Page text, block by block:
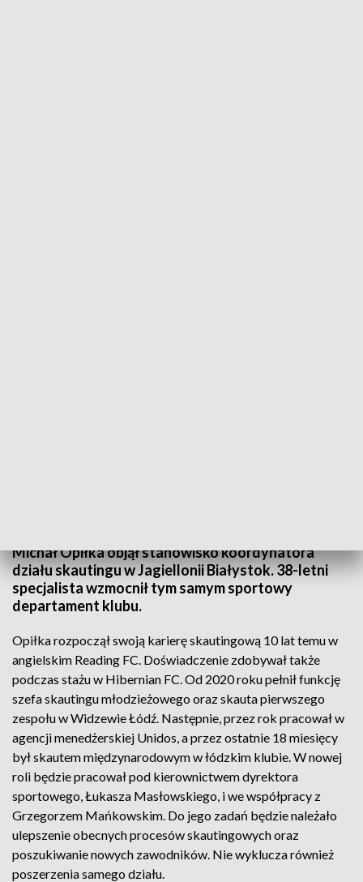
Michał Opiłka objął stanowisko koordynatora
działu skautingu w Jagiellonii Białystok. 38-letni
specjalista wzmocnił tym samym sportowy
departament klubu.
Opiłka rozpoczął swoją karierę skautingową 10 lat temu w
angielskim Reading FC. Doświadczenie zdobywał także
podczas stażu w Hibernian FC. Od 2020 roku pełnił funkcję
szefa skautingu młodzieżowego oraz skauta pierwszego
zespołu w Widzewie Łódź. Następnie, przez rok pracował w
agencji menedżerskiej Unidos, a przez ostatnie 18 miesięcy
był skautem międzynarodowym w łódzkim klubie. W nowej
roli będzie pracował pod kierownictwem dyrektora
sportowego, Łukasza Masłowskiego, i we współpracy z
Grzegorzem Mańkowskim. Do jego zadań będzie należało
ulepszenie obecnych procesów skautingowych oraz
poszukiwanie nowych zawodników. Nie wyklucza również
poszerzenia samego działu.